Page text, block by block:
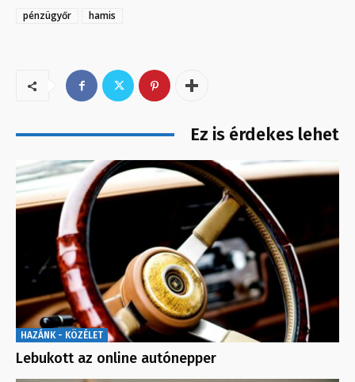
pénzügyőr
hamis
Ez is érdekes lehet
HAZÁNK - KÖZÉLET
Lebukott az online autónepper